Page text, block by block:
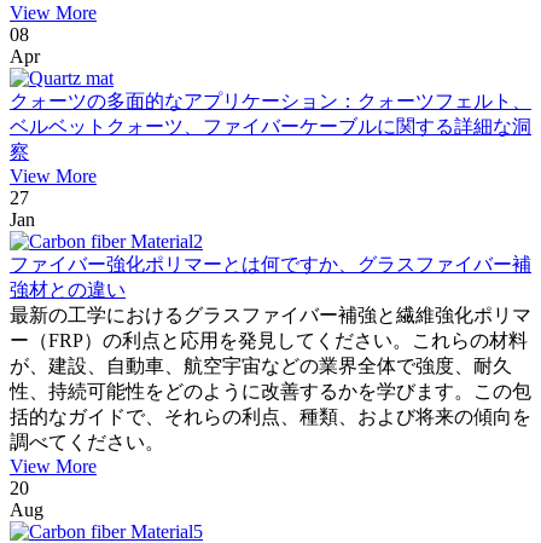
View More
08
Apr
クォーツの多面的なアプリケーション：クォーツフェルト、
ベルベットクォーツ、ファイバーケーブルに関する詳細な洞
察
View More
27
Jan
ファイバー強化ポリマーとは何ですか、グラスファイバー補
強材との違い
最新の工学におけるグラスファイバー補強と繊維強化ポリマ
ー（FRP）の利点と応用を発見してください。これらの材料
が、建設、自動車、航空宇宙などの業界全体で強度、耐久
性、持続可能性をどのように改善するかを学びます。この包
括的なガイドで、それらの利点、種類、および将来の傾向を
調べてください。
View More
20
Aug